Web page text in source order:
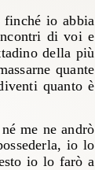
finché io abbia
di voi e
della più
quante
quanto è
me ne andrò
io lo
io lo farò a